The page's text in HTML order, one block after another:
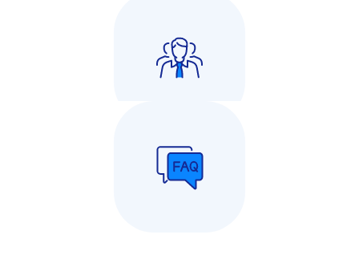
Wsparcie techniczne
Dla Partnerów